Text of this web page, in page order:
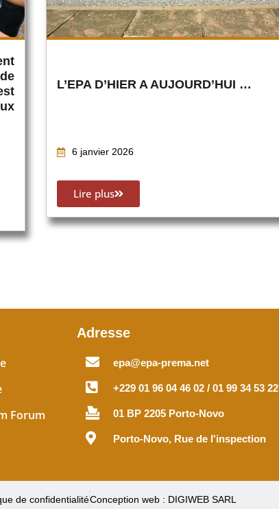
L’EPA D’HIER A AUJOURD’HUI …
6 janvier 2026
Lire plus
Forum
Adresse
epa@epa-prema.net
+229 01 96 04 46 02 / 01 99 34 53 22
01 BP 2205 Porto-Novo
Porto-Novo, Rue de l'inspection
de confidentialitéConception web : DIGIWEB SARL